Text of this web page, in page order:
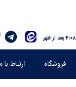
۴:۰۸ بعد از ظهر
فروشگاه ارتباط با